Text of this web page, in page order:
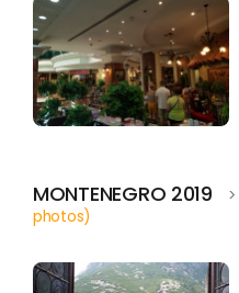
MONTENEGRO 2019 >
photos)